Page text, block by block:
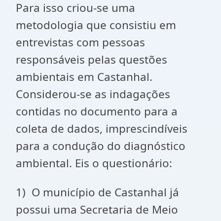
Para isso criou-se uma
metodologia que consistiu em
entrevistas com pessoas
responsáveis pelas questões
ambientais em Castanhal.
Considerou-se as indagações
contidas no documento para a
coleta de dados, imprescindíveis
para a condução do diagnóstico
ambiental. Eis o questionário:
1) O município de Castanhal já
possui uma Secretaria de Meio